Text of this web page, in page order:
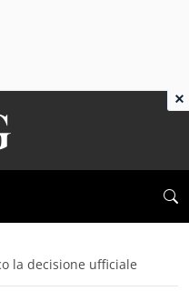
la decisione ufficiale
×